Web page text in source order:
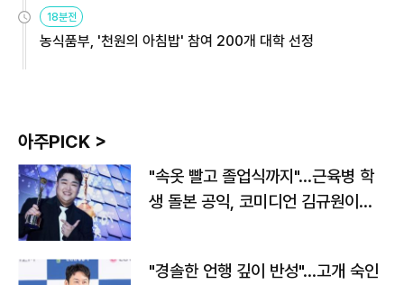
18분전
농식품부, '천원의 아침밥' 참여 200개 대학 선정
아주PICK >
"속옷 빨고 졸업식까지"…근육병 학
생 돌본 공익, 코미디언 김규원이었
"경솔한 언행 깊이 반성"…고개 숙인